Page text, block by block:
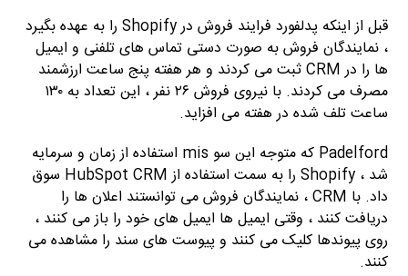
قبل از اینکه پدلفورد فرایند فروش در Shopify را به عهده بگیرد
، نمایندگان فروش به صورت دستی تماس های تلفنی و ایمیل
ها را در CRM ثبت می کردند و هر هفته پنج ساعت ارزشمند
مصرف می کردند. با نیروی فروش ۲۶ نفر ، این تعداد به ۱۳۰
ساعت تلف شده در هفته می افزاید.
Padelford که متوجه این سو mis استفاده از زمان و سرمایه
شد ، Shopify را به سمت استفاده از HubSpot CRM سوق
داد. با CRM ، نمایندگان فروش می توانستند اعلان ها را
دریافت کنند ، وقتی ایمیل ها ایمیل های خود را باز می کنند ،
روی پیوندها کلیک می کنند و پیوست های سند را مشاهده می
کنند.